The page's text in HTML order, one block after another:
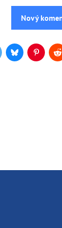
Nový
Bluesky